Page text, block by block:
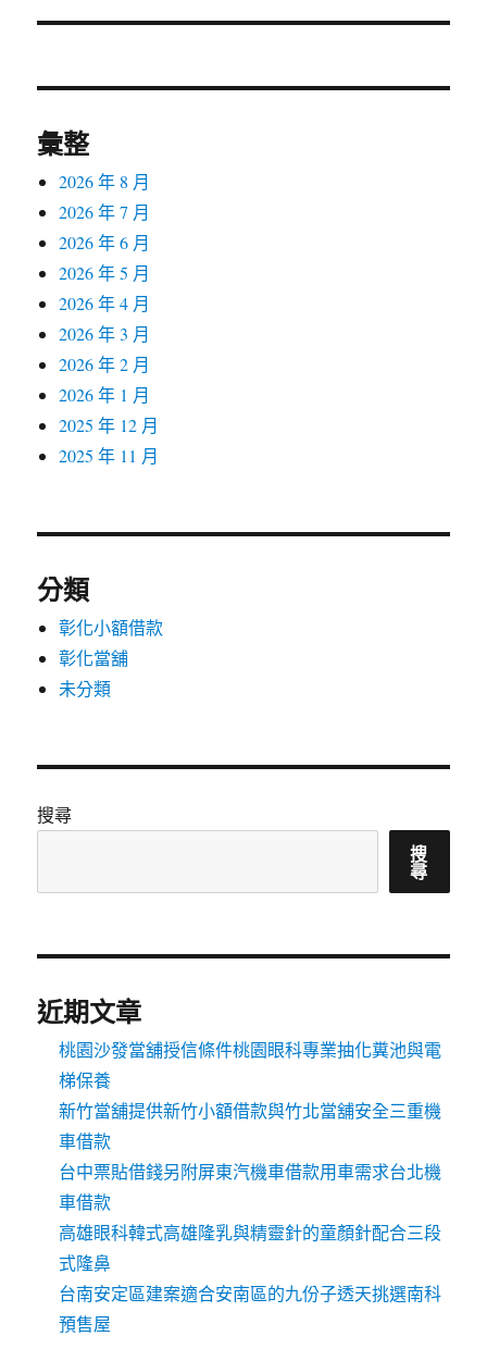
文
彙整
2026 年 8 月
2026 年 7 月
2026 年 6 月
2026 年 5 月
2026 年 4 月
2026 年 3 月
2026 年 2 月
2026 年 1 月
2025 年 12 月
2025 年 11 月
分類
彰化小額借款
彰化當舖
未分類
搜尋
搜
尋
近期文章
桃園沙發當舖授信條件桃園眼科專業抽化糞池與電
梯保養
新竹當舖提供新竹小額借款與竹北當舖安全三重機
車借款
台中票貼借錢另附屏東汽機車借款用車需求台北機
車借款
高雄眼科韓式高雄隆乳與精靈針的童顏針配合三段
式隆鼻
台南安定區建案適合安南區的九份子透天挑選南科
預售屋